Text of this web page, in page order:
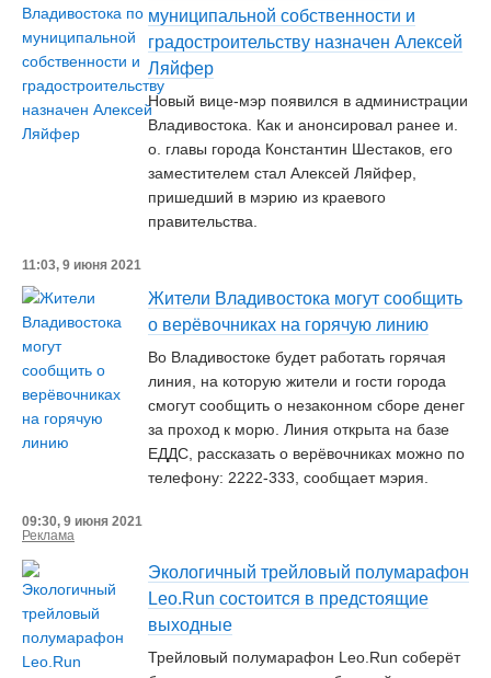
муниципальной собственности и
градостроительству назначен Алексей
Ляйфер
Новый вице-мэр появился в администрации
Владивостока. Как и анонсировал ранее и.
о. главы города Константин Шестаков, его
заместителем стал Алексей Ляйфер,
пришедший в мэрию из краевого
правительства.
11:03, 9 июня 2021
Жители Владивостока могут сообщить
о верёвочниках на горячую линию
Во Владивостоке будет работать горячая
линия, на которую жители и гости города
смогут сообщить о незаконном сборе денег
за проход к морю. Линия открыта на базе
ЕДДС, рассказать о верёвочниках можно по
телефону: 2222-333, сообщает мэрия.
09:30, 9 июня 2021
Реклама
Экологичный трейловый полумарафон
Leo.Run состоится в предстоящие
выходные
Трейловый полумарафон Leo.Run соберёт